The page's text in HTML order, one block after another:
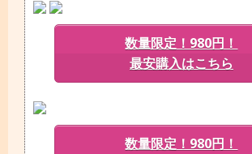
数量限定！980円！
最安購入はこちら
数量限定！980円！